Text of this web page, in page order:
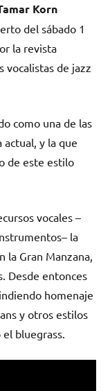
Korn
del sábado 1
la revista
vocalistas de jazz
como una de las
actual, y la que
de este estilo
vocales –
la
Gran Manzana,
Desde entonces
homenaje
y otros estilos
bluegrass.